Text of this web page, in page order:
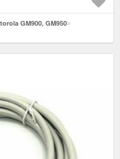
GM900, GM950